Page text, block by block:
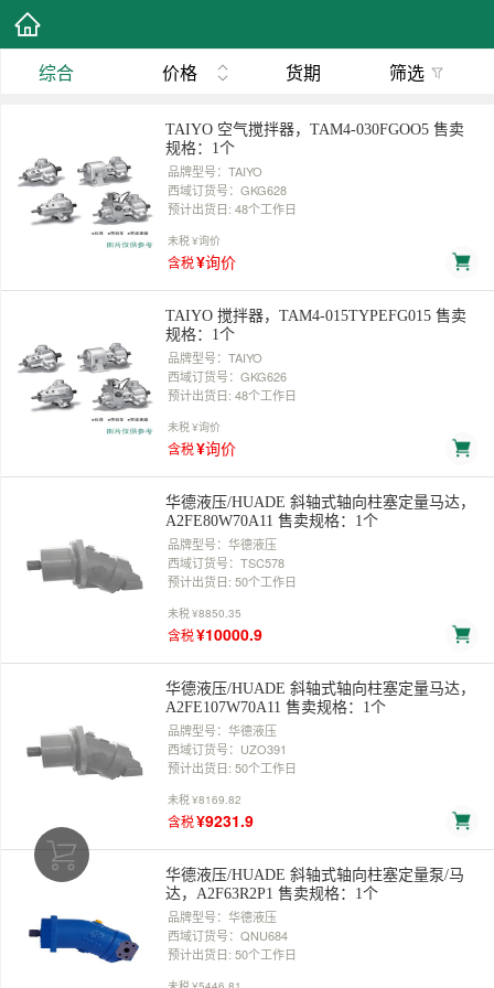
综合 价格 货期 筛选
TAIYO 空气搅拌器，TAM4-030FGOO5 售卖
规格：1个
品牌型号：TAIYO
西域订货号：GKG628
预计出货日: 48个工作日
未税¥询价
含税¥询价
TAIYO 搅拌器，TAM4-015TYPEFG015 售卖
规格：1个
品牌型号：TAIYO
西域订货号：GKG626
预计出货日: 48个工作日
未税¥询价
含税¥询价
华德液压/HUADE 斜轴式轴向柱塞定量马达，
A2FE80W70A11 售卖规格：1个
品牌型号：华德液压
西域订货号：TSC578
预计出货日: 50个工作日
未税¥8850.35
含税¥10000.9
华德液压/HUADE 斜轴式轴向柱塞定量马达，
A2FE107W70A11 售卖规格：1个
品牌型号：华德液压
西域订货号：UZO391
预计出货日: 50个工作日
未税¥8169.82
含税¥9231.9
华德液压/HUADE 斜轴式轴向柱塞定量泵/马
达，A2F63R2P1 售卖规格：1个
品牌型号：华德液压
西域订货号：QNU684
预计出货日: 50个工作日